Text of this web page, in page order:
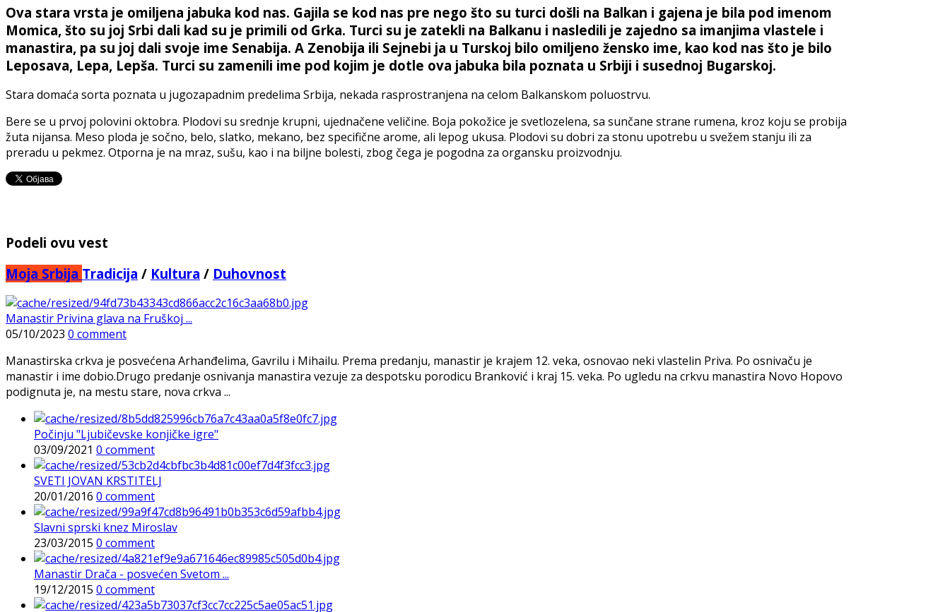
Ova stara vrsta je omiljena jabuka kod nas. Gajila se kod nas pre nego što su turci došli na Balkan i gajena je bila pod imenom
Momica, što su joj Srbi dali kad su je primili od Grka. Turci su je zatekli na Balkanu i nasledili je zajedno sa imanjima vlastele i
manastira, pa su joj dali svoje ime Senabija. A Zenobija ili Sejnebi ja u Turskoj bilo omiljeno žensko ime, kao kod nas što je bilo
Leposava, Lepa, Lepša. Turci su zamenili ime pod kojim je dotle ova jabuka bila poznata u Srbiji i susednoj Bugarskoj.
Stara domaća sorta poznata u jugozapadnim predelima Srbija, nekada rasprostranjena na celom Balkanskom poluostrvu.
Bere se u prvoj polovini oktobra. Plodovi su srednje krupni, ujednačene veličine. Boja pokožice je svetlozelena, sa sunčane strane rumena, kroz koju se probija
žuta nijansa. Meso ploda je sočno, belo, slatko, mekano, bez specifične arome, ali lepog ukusa. Plodovi su dobri za stonu upotrebu u svežem stanju ili za
preradu u pekmez. Otporna je na mraz, sušu, kao i na biljne bolesti, zbog čega je pogodna za organsku proizvodnju.
Podeli ovu vest
Moja Srbija Tradicija / Kultura / Duhovnost
Manastir Privina glava na Fruškoj ...
05/10/2023 0 comment
Manastirska crkva je posvećena Arhanđelima, Gavrilu i Mihailu. Prema predanju, manastir je krajem 12. veka, osnovao neki vlastelin Priva. Po osnivaču je
manastir i ime dobio.Drugo predanje osnivanja manastira vezuje za despotsku porodicu Branković i kraj 15. veka. Po ugledu na crkvu manastira Novo Hopovo
podignuta je, na mestu stare, nova crkva ...
Počinju "Ljubičevske konjičke igre"
03/09/2021 0 comment
SVETI JOVAN KRSTITELJ
20/01/2016 0 comment
Slavni sprski knez Miroslav
23/03/2015 0 comment
Manastir Drača - posvećen Svetom ...
19/12/2015 0 comment